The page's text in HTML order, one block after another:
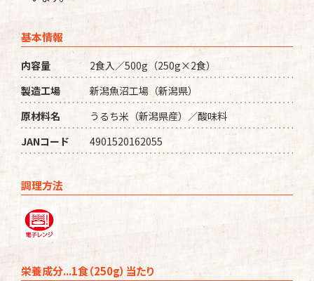
基本情報
内容量
2食入／500g（250g×2食）
製造工場
新潟魚沼工場（新潟県）
原材料名
うるち米（新潟県産）／酸味料
JANコード
4901520162055
調理方法
栄養成分...1食（250g）当たり